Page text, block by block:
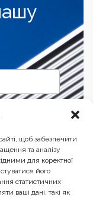
щоб забезпечити
та аналізу
для коректної
його
статистичних
ваші дані, такі як